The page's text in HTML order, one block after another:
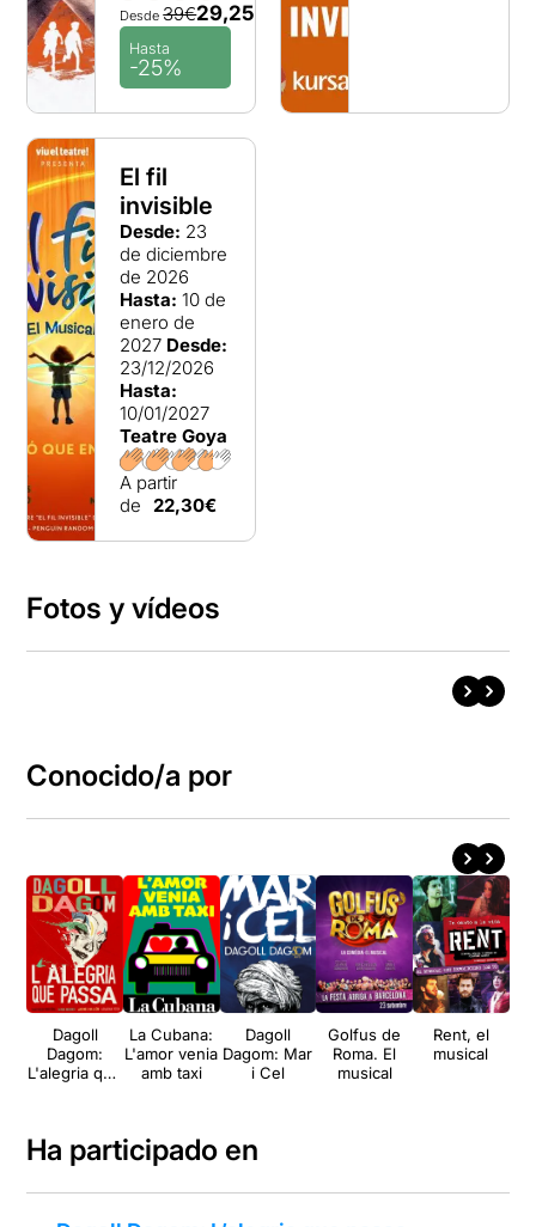
Desde39€29,25€
Hasta
-25%
El fil
invisible
Desde: 23
de diciembre
de 2026
Hasta: 10 de
enero de
2027 Desde:
23/12/2026
Hasta:
10/01/2027
Teatre Goya
A partir
de 22,30€
Fotos y vídeos
Conocido/a por
Dagoll
Dagom:
L'alegria que
La Cubana:
L'amor venia
amb taxi
Dagoll
Dagom: Mar
i Cel
Golfus de
Roma. El
musical
Rent, el
musical
Ha participado en